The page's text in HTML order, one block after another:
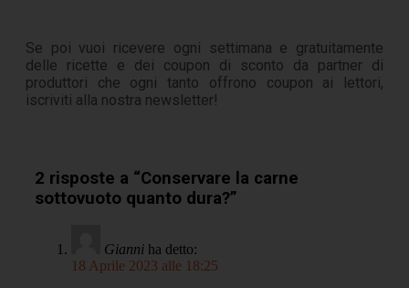
Se poi vuoi ricevere ogni settimana e gratuitamente
delle ricette e dei coupon di sconto da partner di
produttori che ogni tanto offrono coupon ai lettori,
iscriviti alla nostra newsletter!
2 risposte a “Conservare la carne
sottovuoto quanto dura?”
Gianni ha detto:
18 Aprile 2023 alle 18:25